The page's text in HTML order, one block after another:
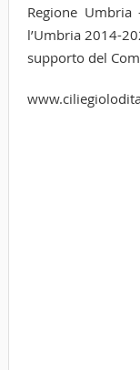
Regione
l’Umbria 2014-
supporto del